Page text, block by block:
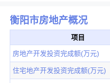
衡阳市房地产概况
项目
房地产开发投资完成额(万元)
住宅地产开发投资完成额(万元)